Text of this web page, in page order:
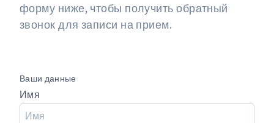
форму ниже, чтобы получить обратный
звонок для записи на прием.
Ваши данные
Имя